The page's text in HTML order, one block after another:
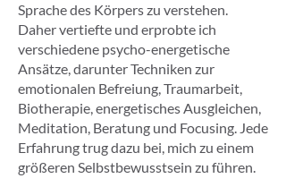
Sprache des Körpers zu verstehen.
Daher vertiefte und erprobte ich
verschiedene psycho-energetische
Ansätze, darunter Techniken zur
emotionalen Befreiung, Traumarbeit,
Biotherapie, energetisches Ausgleichen,
Meditation, Beratung und Focusing. Jede
Erfahrung trug dazu bei, mich zu einem
größeren Selbstbewusstsein zu führen.